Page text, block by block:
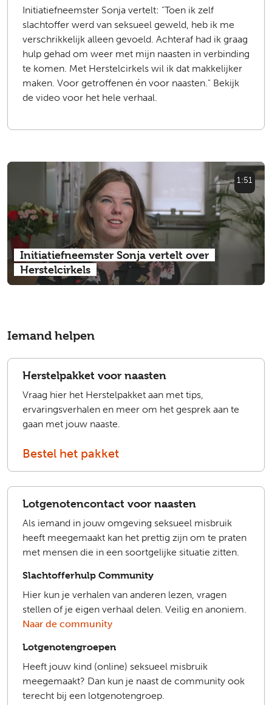
Initiatiefneemster Sonja vertelt: "Toen ik zelf
slachtoffer werd van seksueel geweld, heb ik me
verschrikkelijk alleen gevoeld. Achteraf had ik graag
hulp gehad om weer met mijn naasten in verbinding
te komen. Met Herstelcirkels wil ik dat makkelijker
maken. Voor getroffenen én voor naasten." Bekijk
de video voor het hele verhaal.
1:51
Initiatiefneemster Sonja vertelt over
Herstelcirkels
Iemand helpen
Herstelpakket voor naasten
Vraag hier het Herstelpakket aan met tips,
ervaringsverhalen en meer om het gesprek aan te
gaan met jouw naaste.
Bestel het pakket
Lotgenotencontact voor naasten
Als iemand in jouw omgeving seksueel misbruik
heeft meegemaakt kan het prettig zijn om te praten
met mensen die in een soortgelijke situatie zitten.
Slachtofferhulp Community
Hier kun je verhalen van anderen lezen, vragen
stellen of je eigen verhaal delen. Veilig en anoniem.
Naar de community
Lotgenotengroepen
Heeft jouw kind (online) seksueel misbruik
meegemaakt? Dan kun je naast de community ook
terecht bij een lotgenotengroep.